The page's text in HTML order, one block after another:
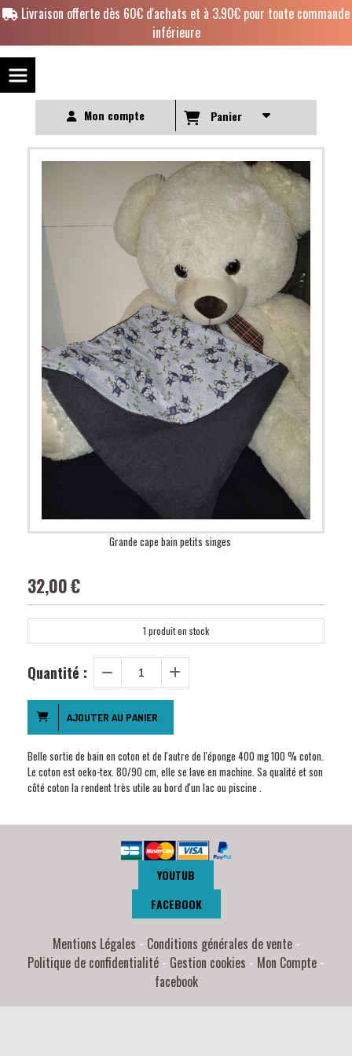
Livraison offerte dès 60€ d'achats et à 3.90€ pour toute commande
inférieure
Mon compte Panier
Grande cape bain petits singes
32,00€
1 produit en stock
Quantité :
AJOUTER AU PANIER
Belle sortie de bain en coton et de l'autre de l'éponge 400 mg 100 % coton.
Le coton est oeko-tex. 80/90 cm, elle se lave en machine. Sa qualité et son
côté coton la rendent très utile au bord d'un lac ou piscine .
YOUTUB
FACEBOOK
Mentions Légales
Conditions générales de vente
Politique de confidentialité
Gestion cookies
Mon Compte
facebook
Panneau de gestion des cookies